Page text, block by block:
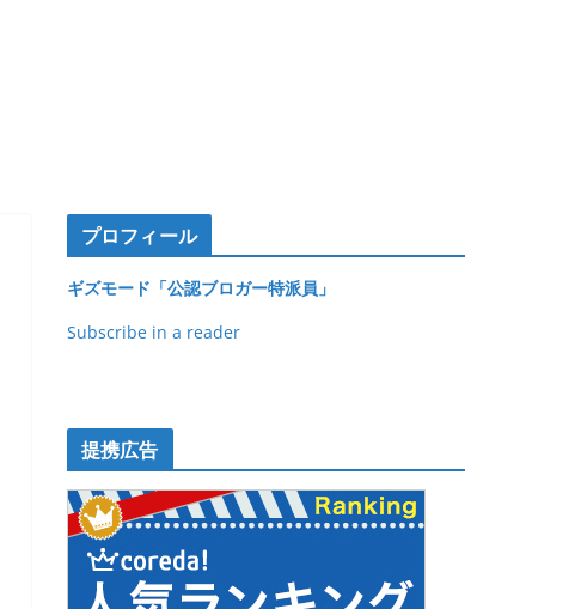
プロフィール
ギズモード「公認ブロガー特派員」
Subscribe in a reader
提携広告